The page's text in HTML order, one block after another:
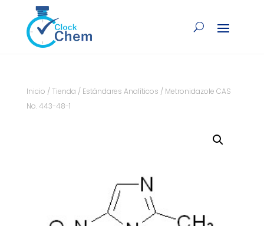
Inicio / Tienda / Estándares Analíticos / Metronidazole CAS
No. 443-48-1